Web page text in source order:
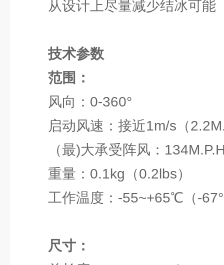
从设计上尽量减少结冰可能
技术参数
范围：
风向：0-360°
启动风速：接近1m/s（
（最)大承受阵风：
重量：0.1kg（0.2lbs）
工作温度：-55~+65℃（-
尺寸：